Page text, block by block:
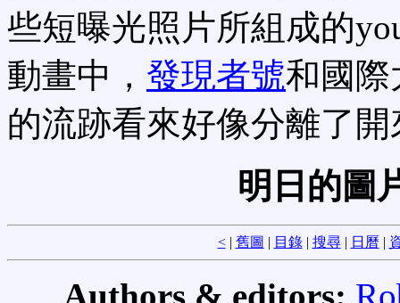
些短曝光照片所組成的
動畫中， 發現者號和國際
的流跡看來好像分離了開
明日的圖
<| 舊圖 | 目錄| 搜尋| 日曆 |